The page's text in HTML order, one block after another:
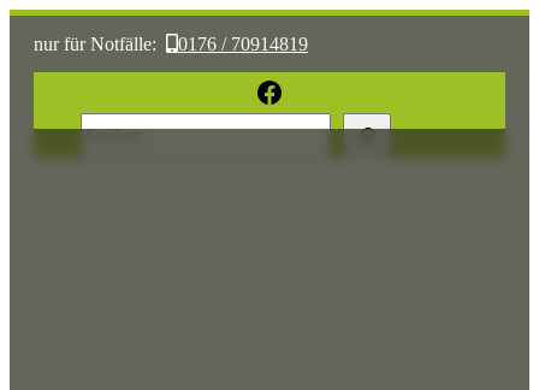
nur für Notfälle: 0176 / 70914819
Sonst: tierhilfe.wolfsburg@t-online.de
Facebook